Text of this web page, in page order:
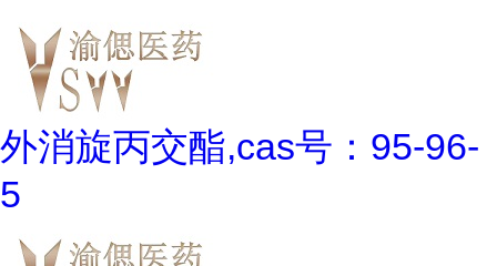
外消旋丙交酯,cas号：95-96-
5